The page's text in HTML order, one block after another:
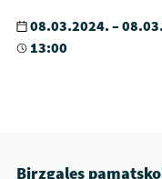
08.03.2024. –
13:00
Birzgales